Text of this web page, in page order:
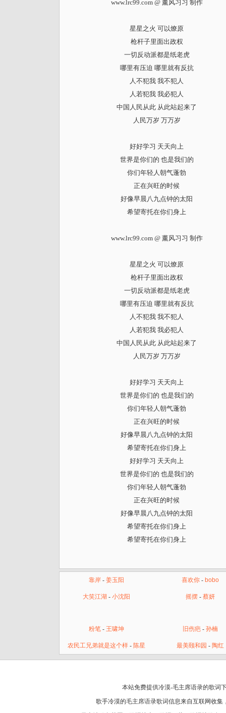
www.lrc99.com @ 薰风习习 制作
星星之火 可以燎原
枪杆子里面出政权
一切反动派都是纸老虎
哪里有压迫 哪里就有反抗
人不犯我 我不犯人
人若犯我 我必犯人
中国人民从此 从此站起来了
人民万岁 万万岁
好好学习 天天向上
世界是你们的 也是我们的
你们年轻人朝气蓬勃
正在兴旺的时候
好像早晨八九点钟的太阳
希望寄托在你们身上
www.lrc99.com @ 薰风习习 制作
星星之火 可以燎原
枪杆子里面出政权
一切反动派都是纸老虎
哪里有压迫 哪里就有反抗
人不犯我 我不犯人
人若犯我 我必犯人
中国人民从此 从此站起来了
人民万岁 万万岁
好好学习 天天向上
世界是你们的 也是我们的
你们年轻人朝气蓬勃
正在兴旺的时候
好像早晨八九点钟的太阳
希望寄托在你们身上
好好学习 天天向上
世界是你们的 也是我们的
你们年轻人朝气蓬勃
正在兴旺的时候
好像早晨八九点钟的太阳
希望寄托在你们身上
希望寄托在你们身上
靠岸- 姜玉阳 喜欢你- bobo
大笑江湖 - 小沈阳 摇摆- 蔡妍
粉笔- 王啸坤 旧伤疤- 孙楠
农民工兄弟就是这个样- 陈星 最美颐和园 - 陶红
本站免费提供冷漠-毛主席语录的歌词
歌手冷漠的毛主席语录歌词信息来自互联网收集